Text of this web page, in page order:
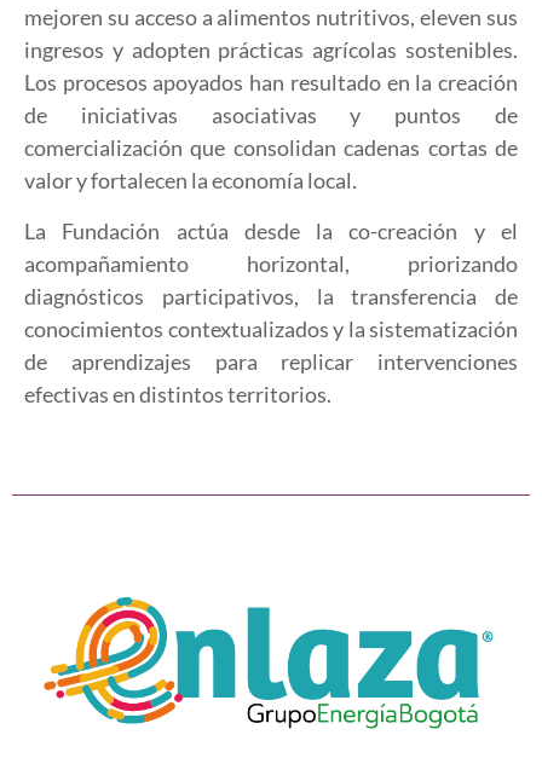
mejoren su acceso a alimentos nutritivos, eleven sus
ingresos y adopten prácticas agrícolas sostenibles.
Los procesos apoyados han resultado en la creación
de iniciativas asociativas y puntos de
comercialización que consolidan cadenas cortas de
valor y fortalecen la economía local.
La Fundación actúa desde la co-creación y el
acompañamiento horizontal, priorizando
diagnósticos participativos, la transferencia de
conocimientos contextualizados y la sistematización
de aprendizajes para replicar intervenciones
efectivas en distintos territorios.